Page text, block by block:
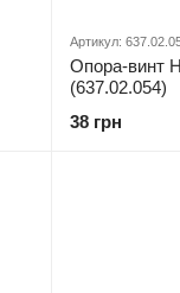
Артикул:
Опора-винт
(637.02.054)
38 грн